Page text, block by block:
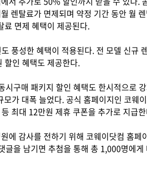
렌탈료가 면제되며 약정 기간 동안 월
료 면제 혜택이 제공된다.
풍성한 혜택이 적용된다. 전 모델 신규
할인 혜택도 제공한다.
구매 패키지 할인 혜택도 한시적으로
가 대폭 늘었다. 공식 홈페이지인 코웨
최대 12만원 제휴 쿠폰을 추가로 지급
에 감사를 전하기 위해 코웨이닷컴 홈
을 남기면 추첨을 통해 총 1,000명에